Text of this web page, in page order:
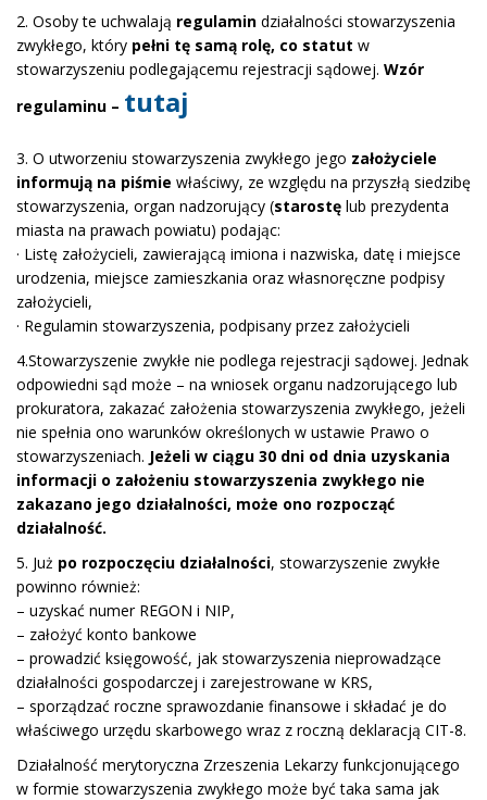
2. Osoby te uchwalają regulamin działalności stowarzyszenia
zwykłego, który pełni tę samą rolę, co statut w
stowarzyszeniu podlegającemu rejestracji sądowej. Wzór
regulaminu – tutaj
3. O utworzeniu stowarzyszenia zwykłego jego założyciele
informują na piśmie właściwy, ze względu na przyszłą siedzibę
stowarzyszenia, organ nadzorujący (starostę lub prezydenta
miasta na prawach powiatu) podając:
· Listę założycieli, zawierającą imiona i nazwiska, datę i miejsce
urodzenia, miejsce zamieszkania oraz własnoręczne podpisy
założycieli,
· Regulamin stowarzyszenia, podpisany przez założycieli
4.Stowarzyszenie zwykłe nie podlega rejestracji sądowej. Jednak
odpowiedni sąd może – na wniosek organu nadzorującego lub
prokuratora, zakazać założenia stowarzyszenia zwykłego, jeżeli
nie spełnia ono warunków określonych w ustawie Prawo o
stowarzyszeniach. Jeżeli w ciągu 30 dni od dnia uzyskania
informacji o założeniu stowarzyszenia zwykłego nie
zakazano jego działalności, może ono rozpocząć
działalność.
5. Już po rozpoczęciu działalności, stowarzyszenie zwykłe
powinno również:
– uzyskać numer REGON i NIP,
– założyć konto bankowe
– prowadzić księgowość, jak stowarzyszenia nieprowadzące
działalności gospodarczej i zarejestrowane w KRS,
– sporządzać roczne sprawozdanie finansowe i składać je do
właściwego urzędu skarbowego wraz z roczną deklaracją CIT-8.
Działalność merytoryczna Zrzeszenia Lekarzy funkcjonującego
w formie stowarzyszenia zwykłego może być taka sama jak